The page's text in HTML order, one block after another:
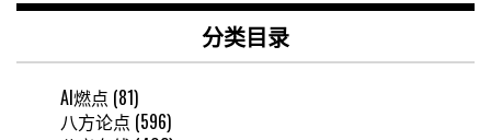
分类目录
AI燃点 (81)
八方论点 (596)